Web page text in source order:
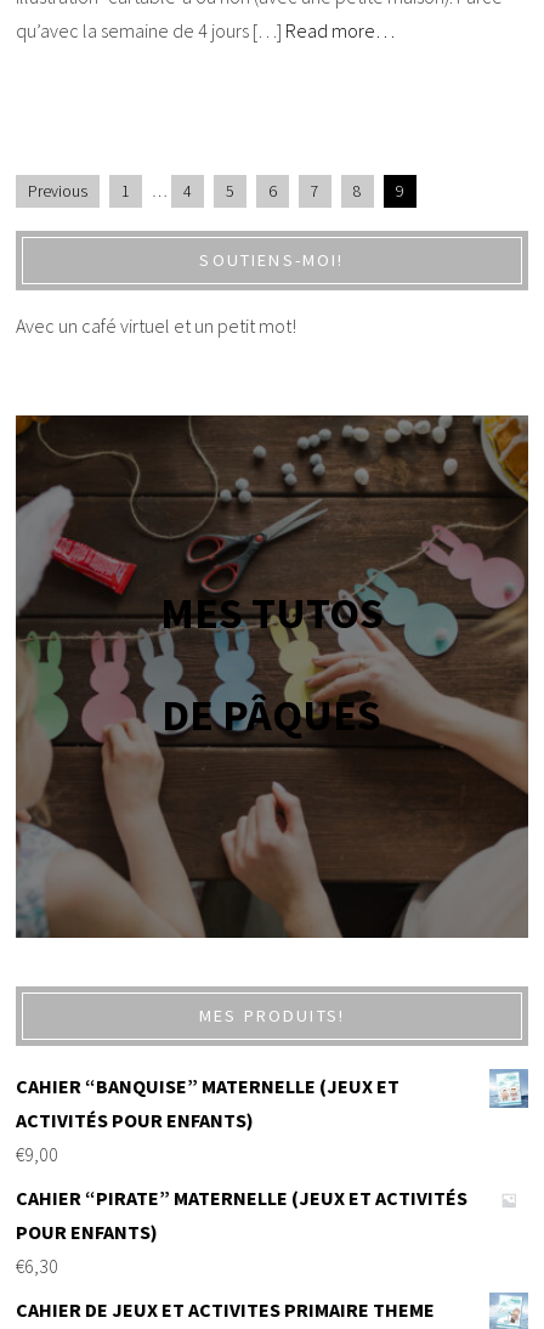
qu’avec la semaine de 4 jours […] Read more…
Previous 1 … 4 5 6 7 8 9
SOUTIENS-MOI!
Avec un café virtuel et un petit mot!
MES TUTOS
DE PÂQUES
MES PRODUITS!
CAHIER “BANQUISE” MATERNELLE (JEUX ET
ACTIVITÉS POUR ENFANTS)
€9,00
CAHIER “PIRATE” MATERNELLE (JEUX ET ACTIVITÉS
POUR ENFANTS)
€6,30
CAHIER DE JEUX ET ACTIVITES PRIMAIRE THEME